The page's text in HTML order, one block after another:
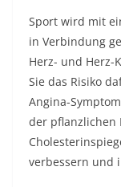
Sport wird mit
in Verbindung
Herz- und Herz-
Sie das Risiko
Angina-
der pflanzlichen
verbessern und